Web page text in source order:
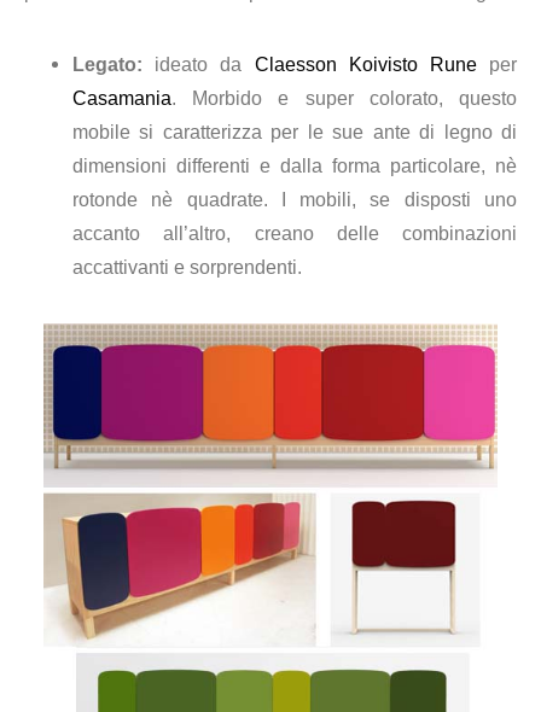
Legato: ideato da Claesson Koivisto Runeper
Casamania. Morbido e super colorato, questo
mobile si caratterizza per le sue ante di legno di
dimensioni differenti e dalla forma particolare, nè
rotonde nè quadrate. I mobili, se disposti uno
accanto all’altro, creano delle combinazioni
accattivanti e sorprendenti.